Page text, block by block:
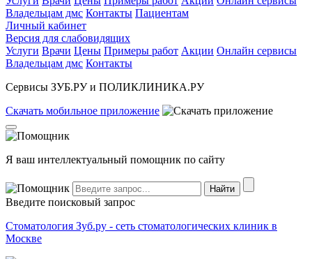
Владельцам дмс Контакты Пациентам
Личный кабинет
Версия для слабовидящих
Услуги Врачи Цены Примеры работ Акции Онлайн сервисы
Владельцам дмс Контакты
Сервисы ЗУБ.РУ и ПОЛИКЛИНИКА.РУ
Скачать мобильное приложение
Я ваш интеллектуальный помощник по сайту
Введите поисковый запрос
Стоматология Зуб.ру - сеть стоматологических клиник в
Москве